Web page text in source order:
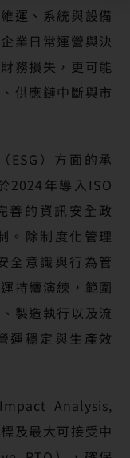
運、系統與設備
業日常運營與決
務損失，更可能
供應鏈中斷與市
ESG）方面的承
2024年導入ISO
善的資訊安全政
。除制度化管理
全意識與行為管
持續演練，範圍
製造執行以及流
運穩定與生產效
Analysis,
及最大可接受中